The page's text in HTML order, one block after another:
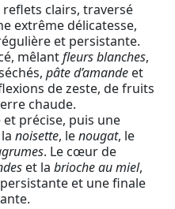
clairs, traversé
extrême délicatesse,
et persistante.
mêlantfleurs blanches,
pâte d’amande et
de zeste, de fruits
chaude.
précise, puis une
noisette, lenougat, le
. Le cœur de
et la brioche au miel,
et une finale